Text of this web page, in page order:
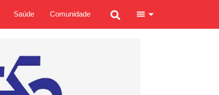
Saúde Comunidade